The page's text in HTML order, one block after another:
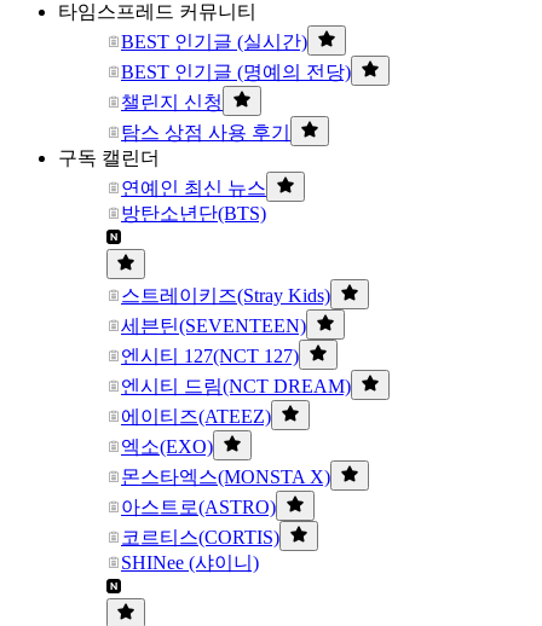
타임스프레드 커뮤니티
BEST 인기글 (실시간)
BEST 인기글 (명예의 전당)
챌린지 신청
탐스 상점 사용 후기
구독 캘린더
연예인 최신 뉴스
방탄소년단(BTS)
스트레이키즈(Stray Kids)
세븐틴(SEVENTEEN)
엔시티 127(NCT 127)
엔시티 드림(NCT DREAM)
에이티즈(ATEEZ)
엑소(EXO)
몬스타엑스(MONSTA X)
아스트로(ASTRO)
코르티스(CORTIS)
SHINee (샤이니)